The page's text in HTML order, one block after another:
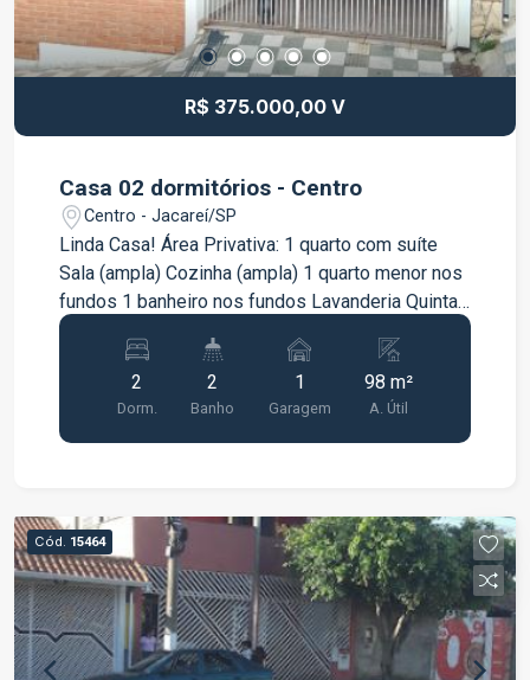
R$ 375.000,00 V
Casa 02 dormitórios - Centro
Centro - Jacareí/SP
Linda Casa! Área Privativa: 1 quarto com suíte
Sala (ampla) Cozinha (ampla) 1 quarto menor nos
fundos 1 banheiro nos fundos Lavanderia Quintal
com espaço bom 98 m² de área construída
Somente Venda Venha Conferir!
2
Dorm.
2
Banho
1
Garagem
98 m²
A. Útil
Cód. 15464